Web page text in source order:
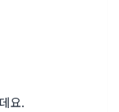
요.